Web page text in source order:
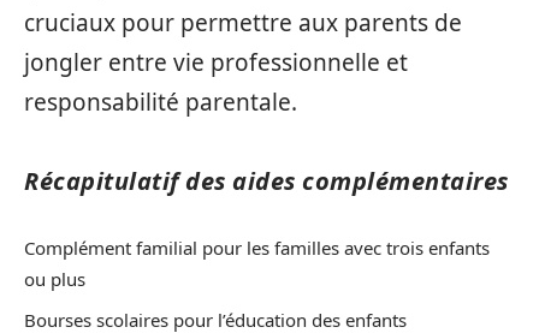
cruciaux pour permettre aux parents de
jongler entre vie professionnelle et
responsabilité parentale.
Récapitulatif des aides complémentaires
Complément familial pour les familles avec trois enfants
ou plus
Bourses scolaires pour l’éducation des enfants